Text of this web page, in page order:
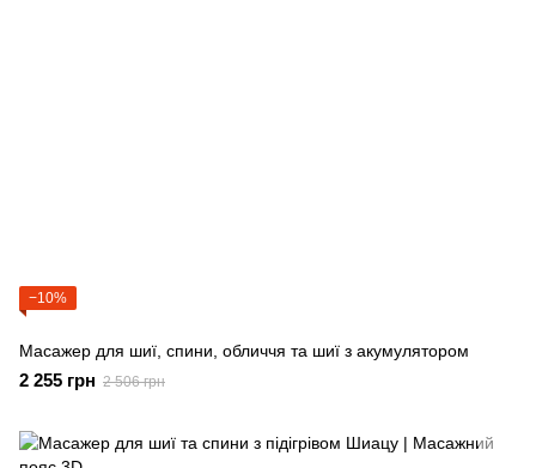
−10%
Масажер для шиї, спини, обличчя та шиї з акумулятором
2 255 грн 2 506 грн